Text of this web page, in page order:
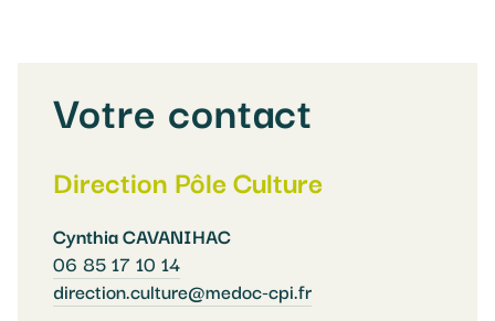
Votre contact
Direction Pôle Culture
Cynthia CAVANIHAC
06 85 17 10 14
direction.culture@medoc-cpi.fr